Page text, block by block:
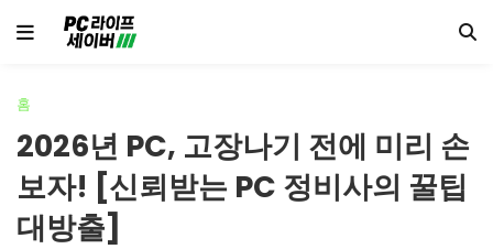
홈
2026년 PC, 고장나기 전에 미리 손
보자! [신뢰받는 PC 정비사의 꿀팁
대방출]